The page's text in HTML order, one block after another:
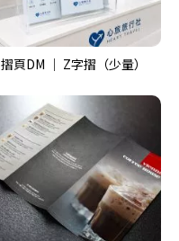
摺頁DM ｜ Z字摺（少量）